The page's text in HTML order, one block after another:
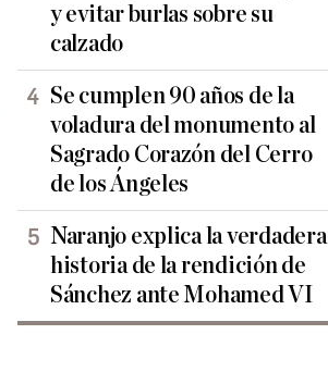
y evitar burlas sobre su
calzado
Se cumplen 90 años de la
voladura del monumento al
Sagrado Corazón del Cerro
de los Ángeles
Naranjo explica la verdadera
historia de la rendición de
Sánchez ante Mohamed VI